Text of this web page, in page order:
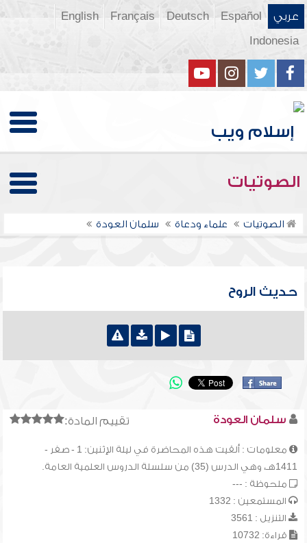
عربي Español
Deutsch
Français
English
Indonesia
الصوتيات
الصوتيات علماء ودعاة سلمان العودة
حديث الروح
تقييم المادة: سلمان العودة
معلومات : ألقيت هذه المحاضرة في ليلة الإثنين: 1 - صفر -
1411هـ، وهي الدرس (35) من سلسلة الدروس العلمية العامة.
ملحوظة : ---
المستمعين : 1332
التنزيل : 3561
قراءة: 10732